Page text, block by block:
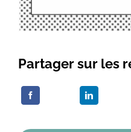
Partager sur les